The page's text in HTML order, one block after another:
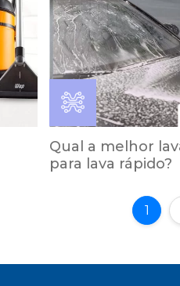
Qual a melhor
para lava rápido?
1